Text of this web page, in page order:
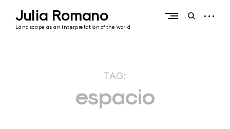
contentJulia Romano
Landscape as an interpretation of the world
openopen
TAG:
espacio